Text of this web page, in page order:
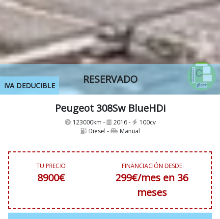
RESERVADO
IVA DEDUCIBLE
Peugeot 308Sw BlueHDi
123000km - 2016 -
100cv
Diesel -
Manual
TU PRECIO
8900€
FINANCIACIÓN DESDE
299€/mes en 36
meses